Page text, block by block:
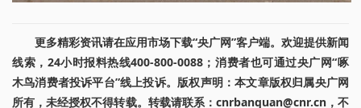
更多精彩资讯请在应用市场下载“央广网”客户端。欢迎提供新闻
线索，24小时报料热线400-800-0088；消费者也可通过央广网“啄
木鸟消费者投诉平台”线上投诉。版权声明：本文章版权归属央广网
所有，未经授权不得转载。转载请联系：cnrbanquan@cnr.cn，不